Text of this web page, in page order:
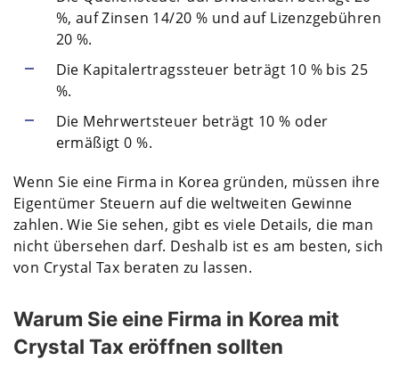
%, auf Zinsen 14/20 % und auf Lizenzgebühren
20 %.
Die Kapitalertragssteuer beträgt 10 % bis 25
%.
Die Mehrwertsteuer beträgt 10 % oder
ermäßigt 0 %.
Wenn Sie eine Firma in Korea gründen, müssen ihre
Eigentümer Steuern auf die weltweiten Gewinne
zahlen. Wie Sie sehen, gibt es viele Details, die man
nicht übersehen darf. Deshalb ist es am besten, sich
von Crystal Tax beraten zu lassen.
Warum Sie eine Firma in Korea mit
Crystal Tax eröffnen sollten